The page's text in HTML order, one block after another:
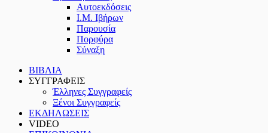
Αυτοεκδόσεις
Ι.Μ. Ιβήρων
Παρουσία
Πορφύρα
Σύναξη
ΒΙΒΛΙΑ
ΣΥΓΓΡΑΦΕΙΣ
Έλληνες Συγγραφείς
Ξένοι Συγγραφείς
ΕΚΔΗΛΩΣΕΙΣ
VIDEO